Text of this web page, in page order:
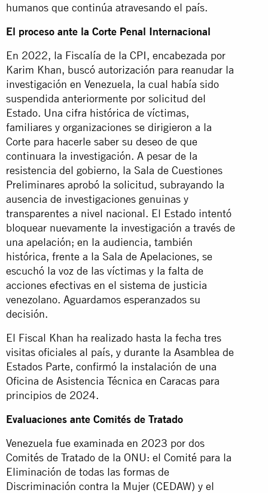
humanos que continúa atravesando el país.
El proceso ante la Corte Penal Internacional
En 2022, la Fiscalía de la CPI, encabezada por
Karim Khan, buscó autorización para reanudar la
investigación en Venezuela, la cual había sido
suspendida anteriormente por solicitud del
Estado. Una cifra histórica de víctimas,
familiares y organizaciones se dirigieron a la
Corte para hacerle saber su deseo de que
continuara la investigación. A pesar de la
resistencia del gobierno, la Sala de Cuestiones
Preliminares aprobó la solicitud, subrayando la
ausencia de investigaciones genuinas y
transparentes a nivel nacional. El Estado intentó
bloquear nuevamente la investigación a través de
una apelación; en la audiencia, también
histórica, frente a la Sala de Apelaciones, se
escuchó la voz de las víctimas y la falta de
acciones efectivas en el sistema de justicia
venezolano. Aguardamos esperanzados su
decisión.
El Fiscal Khan ha realizado hasta la fecha tres
visitas oficiales al país, y durante la Asamblea de
Estados Parte, confirmó la instalación de una
Oficina de Asistencia Técnica en Caracas para
principios de 2024.
Evaluaciones ante Comités de Tratado
Venezuela fue examinada en 2023 por dos
Comités de Tratado de la ONU: el Comité para la
Eliminación de todas las formas de
Discriminación contra la Mujer (CEDAW) y el